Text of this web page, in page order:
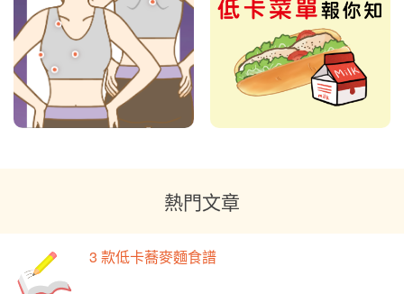
熱門文章
3 款低卡蕎麥麵食譜